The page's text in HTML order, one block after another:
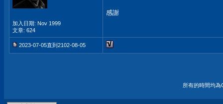
加入日期: Nov 1999
文章: 624
感謝
2023-07-05直到2102-08-05
所有的時間均為